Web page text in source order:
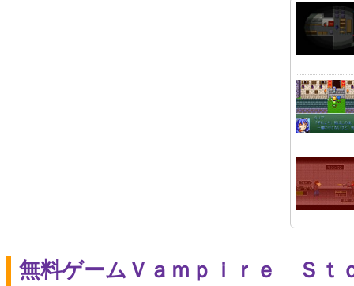
無料ゲームＶａｍｐｉｒｅ Ｓｔ